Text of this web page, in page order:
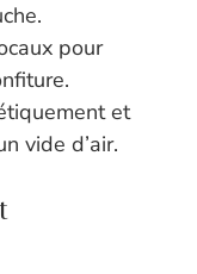
pour
et
vide d’air.